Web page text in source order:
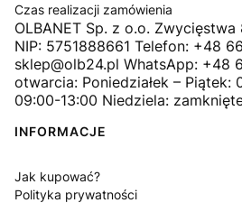
Czas realizacji zamówienia
OLBANET Sp. z o.o.
NIP: 5751888661 Telefon: +48
sklep@olb24.pl WhatsApp: +48
otwarcia: Poniedziałek – Piątek:
09:00-13:00 Niedziela:
INFORMACJE
Jak kupować?
Polityka prywatności